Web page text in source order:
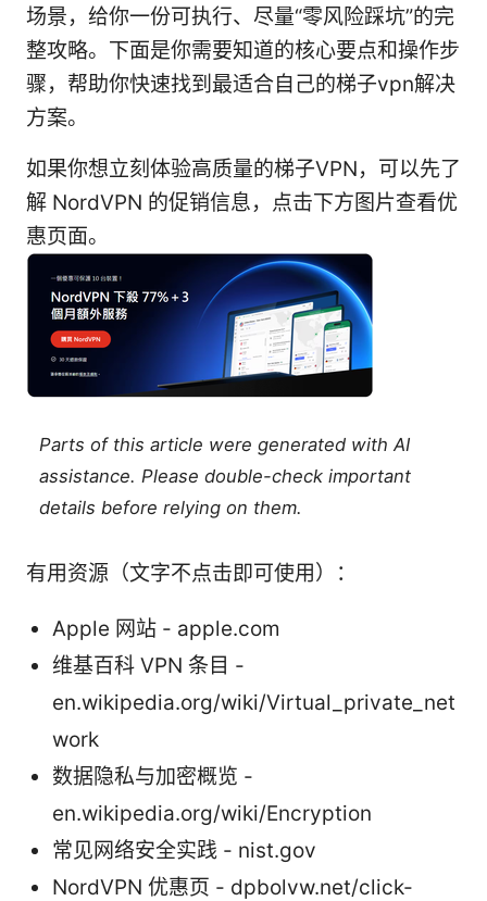
场景，给你一份可执行、尽量“零风险踩坑”的完
整攻略。下面是你需要知道的核心要点和操作步
骤，帮助你快速找到最适合自己的梯子vpn解决
方案。
如果你想立刻体验高质量的梯子VPN，可以先了
解 NordVPN 的促销信息，点击下方图片查看优
惠页面。
Parts of this article were generated with AI
assistance. Please double-check important
details before relying on them.
有用资源（文字不点击即可使用）：
Apple 网站 - apple.com
维基百科 VPN 条目 -
en.wikipedia.org/wiki/Virtual_private_net
work
数据隐私与加密概览 -
en.wikipedia.org/wiki/Encryption
常见网络安全实践 - nist.gov
NordVPN 优惠页 - dpbolvw.net/click-